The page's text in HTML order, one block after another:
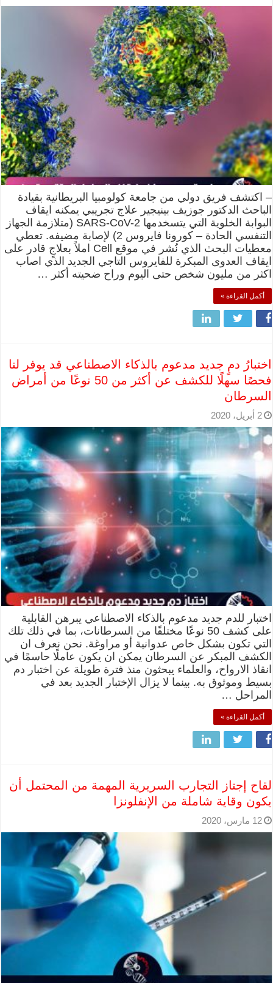
– اكتشف فريق دولي من جامعة كولومبيا البريطانية بقيادة
الباحث الدكتور جوزيف بينيجير علاج تجريبي يمكنه ايقاف
البوابة الخلوية التي يتسخدمها SARS-CoV-2 (متلازمة الجهاز
التنفسي الحادة – كورونا فايروس 2) لإصابة مضيفه. تعطي
معطيات البحث الذي نُشر في موقع Cell املاً بعلاجٍ قادر على
ايقاف العدوى المبكرة للفايروس التاجي الجديد الذي اصاب
اكثر من مليون شخص حتى اليوم وراح ضحيته أكثر …
أكمل القراءة »
اختبارُ دمٍ جديد مدعوم بالذكاء الاصطناعي قد يوفر لنا
فحصًا سهلًا للكشف عن أكثر من 50 نوعًا من أمراض
السرطان
2 أبريل، 2020
اختبار للدم جديد مدعوم بالذكاء الاصطناعي يبرهن القابلية
على كشف 50 نوعًا مختلفًا من السرطانات، بما في ذلك تلك
التي تكون بشكل خاص عدوانية أو مراوغة. نحن نعرف ان
الكشف المبكر عن السرطان يمكن ان يكون عاملًا حاسمًا في
انقاذ الارواح، والعلماء يبحثون منذ فترة طويلة عن اختبار دم
بسيط وموثوق به. بينما لا يزال الإختبار الجديد بعد في
المراحل …
أكمل القراءة »
لقاح إجتاز التجارب السريرية المهمة من المحتمل أن
يكون وقاية شاملة من الإنفلونزا
12 مارس، 2020